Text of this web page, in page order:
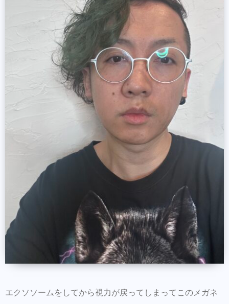
モーション特化型美容師オンラインサロン
【Routine 】メンバー募集中
エクソソームをしてから視力が戻ってしまってこのメガネ